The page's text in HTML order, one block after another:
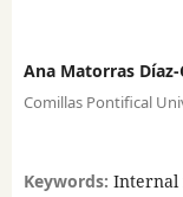
Ana Matorras Díaz-
Comillas Pontifical
Keywords: Internal